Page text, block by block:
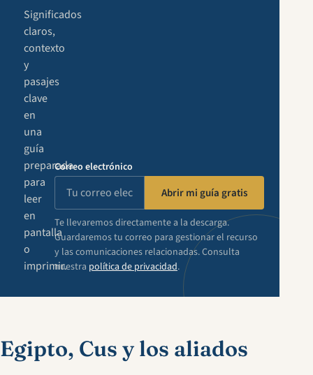
Significados
claros,
contexto
y
pasajes
clave
en
una
guía
preparada
para
leer
en
pantalla
o
imprimir.
Correo electrónico
Abrir mi guía gratis
Te llevaremos directamente a la descarga.
Guardaremos tu correo para gestionar el recurso
y las comunicaciones relacionadas. Consulta
nuestra política de privacidad.
Egipto, Cus y los aliados